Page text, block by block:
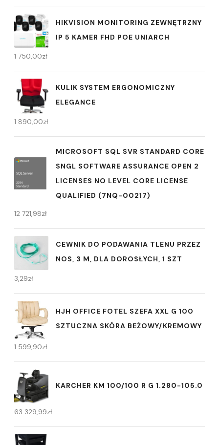
HIKVISION MONITORING ZEWNĘTRZNY
IP 5 KAMER FHD POE UNIARCH
1 750,00zł
KULIK SYSTEM ERGONOMICZNY
ELEGANCE
1 890,00zł
MICROSOFT SQL SVR STANDARD CORE
SNGL SOFTWARE ASSURANCE OPEN 2
LICENSES NO LEVEL CORE LICENSE
QUALIFIED (7NQ-00217)
12 721,98zł
CEWNIK DO PODAWANIA TLENU PRZEZ
NOS, 3 M, DLA DOROSŁYCH, 1 SZT
3,29zł
HJH OFFICE FOTEL SZEFA XXL G 100
SZTUCZNA SKÓRA BEŻOWY/KREMOWY
1 599,90zł
KARCHER KM 100/100 R G 1.280-105.0
63 329,99zł